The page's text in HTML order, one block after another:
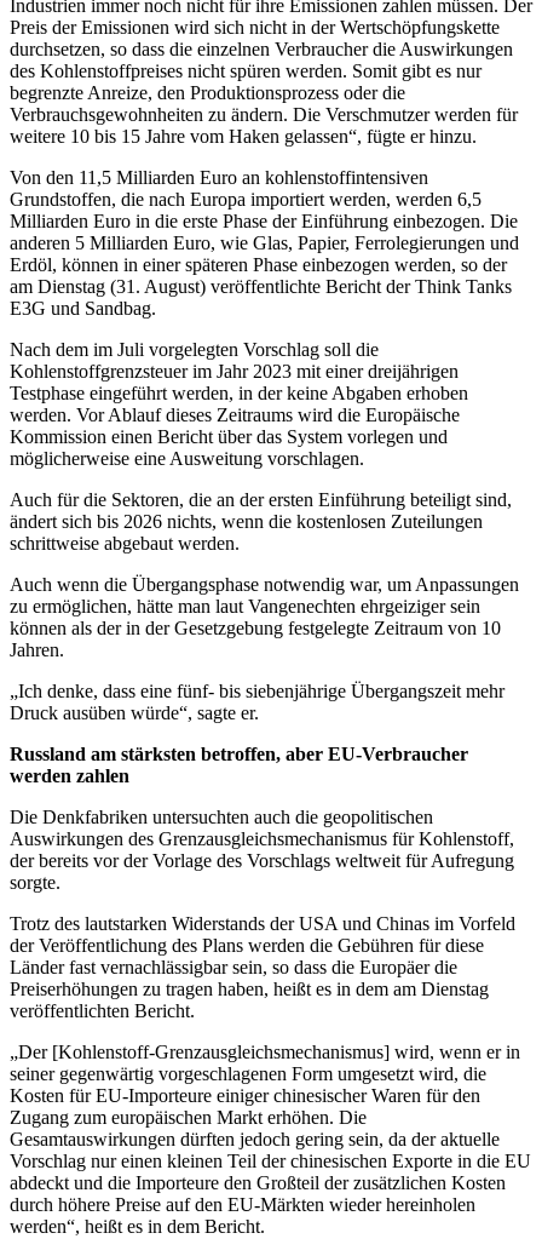
Industrien immer noch nicht für ihre Emissionen zahlen müssen. Der
Preis der Emissionen wird sich nicht in der Wertschöpfungskette
durchsetzen, so dass die einzelnen Verbraucher die Auswirkungen
des Kohlenstoffpreises nicht spüren werden. Somit gibt es nur
begrenzte Anreize, den Produktionsprozess oder die
Verbrauchsgewohnheiten zu ändern. Die Verschmutzer werden für
weitere 10 bis 15 Jahre vom Haken gelassen“, fügte er hinzu.
Von den 11,5 Milliarden Euro an kohlenstoffintensiven
Grundstoffen, die nach Europa importiert werden, werden 6,5
Milliarden Euro in die erste Phase der Einführung einbezogen. Die
anderen 5 Milliarden Euro, wie Glas, Papier, Ferrolegierungen und
Erdöl, können in einer späteren Phase einbezogen werden, so der
am Dienstag (31. August) veröffentlichte Bericht der Think Tanks
E3G und Sandbag.
Nach dem im Juli vorgelegten Vorschlag soll die
Kohlenstoffgrenzsteuer im Jahr 2023 mit einer dreijährigen
Testphase eingeführt werden, in der keine Abgaben erhoben
werden. Vor Ablauf dieses Zeitraums wird die Europäische
Kommission einen Bericht über das System vorlegen und
möglicherweise eine Ausweitung vorschlagen.
Auch für die Sektoren, die an der ersten Einführung beteiligt sind,
ändert sich bis 2026 nichts, wenn die kostenlosen Zuteilungen
schrittweise abgebaut werden.
Auch wenn die Übergangsphase notwendig war, um Anpassungen
zu ermöglichen, hätte man laut Vangenechten ehrgeiziger sein
können als der in der Gesetzgebung festgelegte Zeitraum von 10
Jahren.
„Ich denke, dass eine fünf- bis siebenjährige Übergangszeit mehr
Druck ausüben würde“, sagte er.
Russland am stärksten betroffen, aber EU-Verbraucher
werden zahlen
Die Denkfabriken untersuchten auch die geopolitischen
Auswirkungen des Grenzausgleichsmechanismus für Kohlenstoff,
der bereits vor der Vorlage des Vorschlags weltweit für Aufregung
sorgte.
Trotz des lautstarken Widerstands der USA und Chinas im Vorfeld
der Veröffentlichung des Plans werden die Gebühren für diese
Länder fast vernachlässigbar sein, so dass die Europäer die
Preiserhöhungen zu tragen haben, heißt es in dem am Dienstag
veröffentlichten Bericht.
„Der [Kohlenstoff-Grenzausgleichsmechanismus] wird, wenn er in
seiner gegenwärtig vorgeschlagenen Form umgesetzt wird, die
Kosten für EU-Importeure einiger chinesischer Waren für den
Zugang zum europäischen Markt erhöhen. Die
Gesamtauswirkungen dürften jedoch gering sein, da der aktuelle
Vorschlag nur einen kleinen Teil der chinesischen Exporte in die EU
abdeckt und die Importeure den Großteil der zusätzlichen Kosten
durch höhere Preise auf den EU-Märkten wieder hereinholen
werden“, heißt es in dem Bericht.